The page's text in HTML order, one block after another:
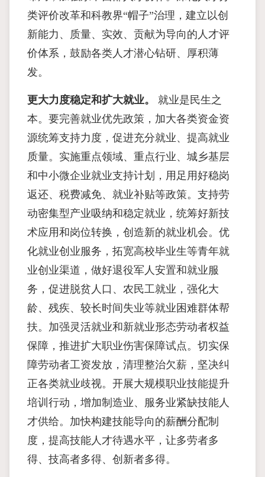
类评价改革和科教界“帽子”治理，建立以创
新能力、质量、实效、贡献为导向的人才评
价体系，鼓励各类人才潜心钻研、厚积薄
发。
更大力度稳定和扩大就业。
就业是民生之
本。要完善就业优先政策，加大各类资金资
源统筹支持力度，促进充分就业、提高就业
质量。实施重点领域、重点行业、城乡基层
和中小微企业就业支持计划，用足用好稳岗
返还、税费减免、就业补贴等政策。支持劳
动密集型产业吸纳和稳定就业，统筹好新技
术应用和岗位转换，创造新的就业机会。优
化就业创业服务，拓宽高校毕业生等青年就
业创业渠道，做好退役军人安置和就业服
务，促进脱贫人口、农民工就业，强化大
龄、残疾、较长时间失业等就业困难群体帮
扶。加强灵活就业和新就业形态劳动者权益
保障，推进扩大职业伤害保障试点。切实保
障劳动者工资发放，清理整治欠薪，坚决纠
正各类就业歧视。开展大规模职业技能提升
培训行动，增加制造业、服务业紧缺技能人
才供给。加快构建技能导向的薪酬分配制
度，提高技能人才待遇水平，让多劳者多
得、技高者多得、创新者多得。